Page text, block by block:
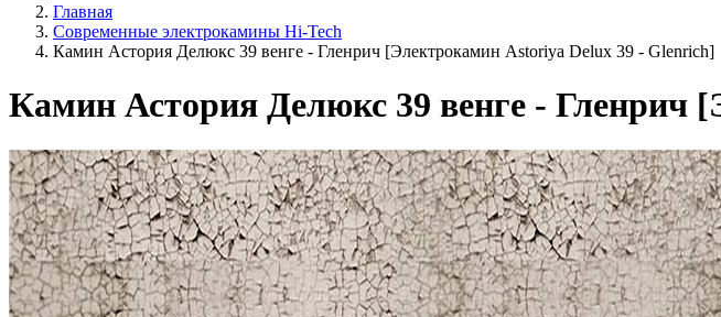
Главная
Современные электрокамины Hi-Tech
Камин Астория Делюкс 39 венге - Гленрич [Электрокамин Astoriya Delux 39 - Glenrich]
Камин Астория Делюкс 39 венге - Гленрич